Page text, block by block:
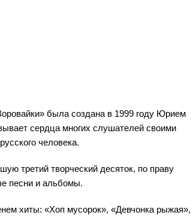
была создана в 1999 году Юрием
сердца многих слушателей своими
человека.
третий творческий десяток, по праву
песни и альбомы.
хиты: «Хоп мусорок», «Девчонка рыжая»,